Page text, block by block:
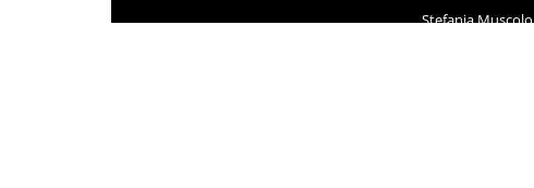
Stefania Muscolo